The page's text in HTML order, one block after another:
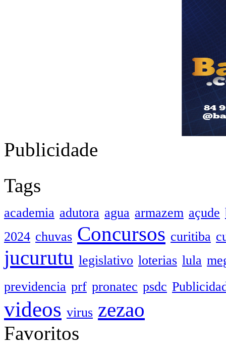
Publicidade
Tags
academia adutora agua armazem açude
2024 chuvas Concursos curitiba
jucurutu legislativo loterias lula
previdencia prf pronatec psdc
videos virus zezao
Favoritos